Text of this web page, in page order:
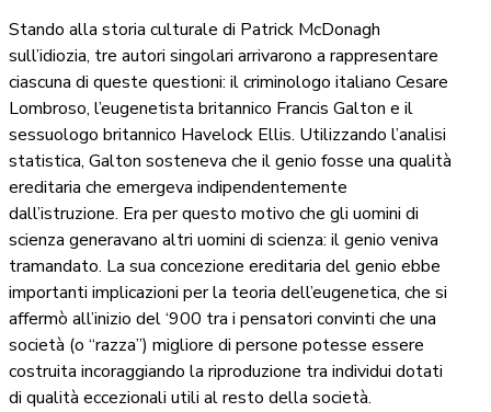
Stando alla storia culturale di Patrick McDonagh
sull’idiozia, tre autori singolari arrivarono a rappresentare
ciascuna di queste questioni: il criminologo italiano Cesare
Lombroso, l’eugenetista britannico Francis Galton e il
sessuologo britannico Havelock Ellis. Utilizzando l’analisi
statistica, Galton sosteneva che il genio fosse una qualità
ereditaria che emergeva indipendentemente
dall’istruzione. Era per questo motivo che gli uomini di
scienza generavano altri uomini di scienza: il genio veniva
tramandato. La sua concezione ereditaria del genio ebbe
importanti implicazioni per la teoria dell’eugenetica, che si
affermò all’inizio del ‘900 tra i pensatori convinti che una
società (o “razza”) migliore di persone potesse essere
costruita incoraggiando la riproduzione tra individui dotati
di qualità eccezionali utili al resto della società.